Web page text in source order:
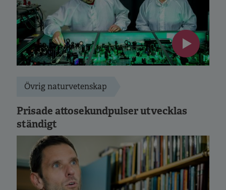
Övrig naturvetenskap
Prisade attosekundpulser utvecklas
ständigt